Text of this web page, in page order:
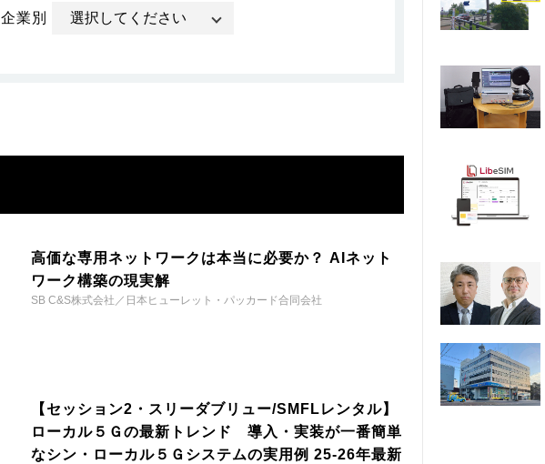
企業別
高価な専用ネットワークは本当に必要か？ AIネット
ワーク構築の現実解
SB C&S株式会社／日本ヒューレット・パッカード合同会社
【セッション2・スリーダブリュー/SMFLレンタル】
ローカル５Ｇの最新トレンド 導入・実装が一番簡単
なシン・ローカル５Ｇシステムの実用例 25-26年最新